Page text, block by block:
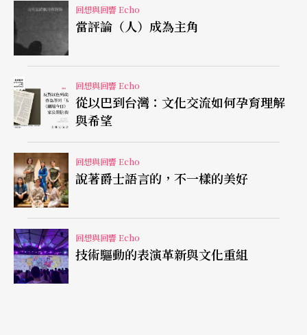
當週筆者所使用、琴號680的史坦威或其他三部在使
用狀態中的史坦威，220的聲音帶有些許金屬色澤，
不過加上李雲迪的速度與樂句處理方式，就不難了
解這個選擇的來源。
蕭邦的第一號鋼琴協奏曲最難處理的大概是第一樂
章第一主題的個性與速度，在這個大原則決定之
後，所有的音色與樂句的配搭才能大致上決定。李
雲迪當晚的詮釋也許經過了記者先生所謂的「折
衷」過程，或者不像傳說中，在蕭邦大賽時的火光
四射，但筆者還是要恭喜李雲迪能夠有這個機會換
用這一部琴。
回想與回響 Echo
當評論（人）成為主角
回想與回響 Echo
從以巴到台灣：文化交流如何孕育理解
與希望
回想與回響 Echo
說著爵士語言的，不一樣的美好
回想與回響 Echo
技術驅動的表演革新與文化重組